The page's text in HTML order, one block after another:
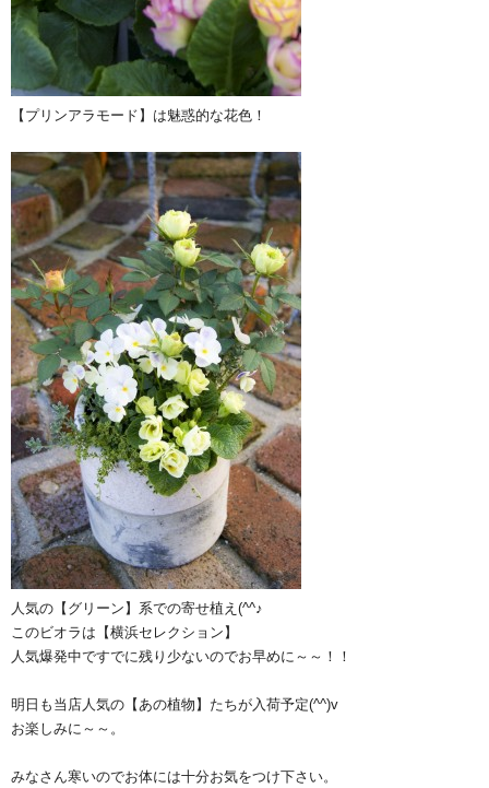
【プリンアラモード】は魅惑的な花色！
人気の【グリーン】系での寄せ植え(^^♪
このビオラは【横浜セレクション】
人気爆発中ですでに残り少ないのでお早めに～～！！
明日も当店人気の【あの植物】たちが入荷予定(^^)v
お楽しみに～～。
みなさん寒いのでお体には十分お気をつけ下さい。